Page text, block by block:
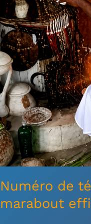
Numéro de
marabout
efficace
en
France